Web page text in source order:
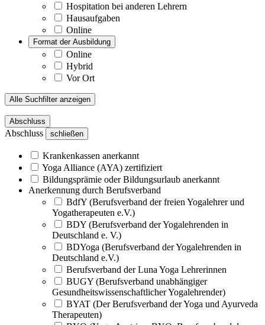
Hospitation bei anderen Lehrern
Hausaufgaben
Online
Format der Ausbildung
Online
Hybrid
Vor Ort
Alle Suchfilter anzeigen
Abschluss
Abschluss schließen
Krankenkassen anerkannt
Yoga Alliance (AYA) zertifiziert
Bildungsprämie oder Bildungsurlaub anerkannt
Anerkennung durch Berufsverband
BdfY (Berufsverband der freien Yogalehrer und
Yogatherapeuten e.V.)
BDY (Berufsverband der Yogalehrenden in
Deutschland e. V.)
BDYoga (Berufsverband der Yogalehrenden in
Deutschland e.V.)
Berufsverband der Luna Yoga Lehrerinnen
BUGY (Berufsverband unabhängiger
Gesundheitswissenschaftlicher Yogalehrender)
BYAT (Der Berufsverband der Yoga und Ayurveda
Therapeuten)